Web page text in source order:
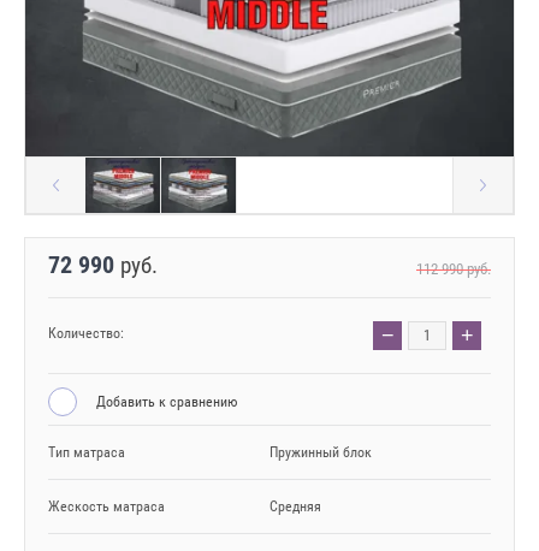
72 990 руб. 112 990руб.
Количество: − +
Добавить к сравнению
Тип матраса Пружинный блок
Жескость матраса Средняя